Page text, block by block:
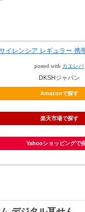
イレンシア レギュラー 携
posted with カエレバ
DKSHジャパン
Amazonで探す
楽天市場で探す
Yahooショッピングで